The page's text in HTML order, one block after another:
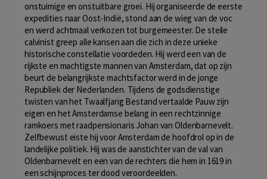
onstuimige en onstuitbare groei. Hij organiseerde de eerste
expedities naar Oost-Indië, stond aan de wieg van de voc
en werd achtmaal verkozen tot burgemeester. De steile
calvinist greep alle kansen aan die zich in deze unieke
historische constellatie voordeden. Hij werd een van de
rijkste en machtigste mannen van Amsterdam, dat op zijn
beurt de belangrijkste machtsfactor werd in de jonge
Republiek der Nederlanden. Tijdens de godsdienstige
twisten van het Twaalfjarig Bestand vertaalde Pauw zijn
eigen en het Amsterdamse belang in een rechtzinnige
ramkoers met raadpensionaris Johan van Oldenbarnevelt.
Zelfbewust eiste hij voor Amsterdam de hoofdrol op in de
landelijke politiek. Hij was de aanstichter van de val van
Oldenbarnevelt en een van de rechters die hem in 1619 in
een schijnproces ter dood veroordeelden.